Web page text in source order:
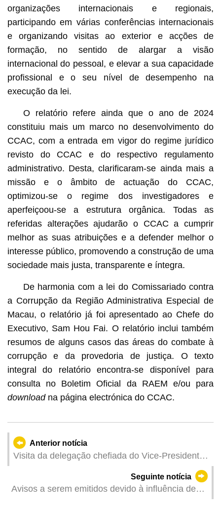
organizações internacionais e regionais,
participando em várias conferências internacionais
e organizando visitas ao exterior e acções de
formação, no sentido de alargar a visão
internacional do pessoal, e elevar a sua capacidade
profissional e o seu nível de desempenho na
execução da lei.
O relatório refere ainda que o ano de 2024
constituiu mais um marco no desenvolvimento do
CCAC, com a entrada em vigor do regime jurídico
revisto do CCAC e do respectivo regulamento
administrativo. Desta, clarificaram-se ainda mais a
missão e o âmbito de actuação do CCAC,
optimizou-se o regime dos investigadores e
aperfeiçoou-se a estrutura orgânica. Todas as
referidas alterações ajudarão o CCAC a cumprir
melhor as suas atribuições e a defender melhor o
interesse público, promovendo a construção de uma
sociedade mais justa, transparente e íntegra.
De harmonia com a lei do Comissariado contra
a Corrupção da Região Administrativa Especial de
Macau, o relatório já foi apresentado ao Chefe do
Executivo, Sam Hou Fai. O relatório inclui também
resumos de alguns casos das áreas do combate à
corrupção e da provedoria de justiça. O texto
integral do relatório encontra-se disponível para
consulta no Boletim Oficial da RAEM e/ou para
downloadna página electrónica do CCAC.
Anterior notícia
Visita da delegação chefiada do Vice-Presidente
Chinês do Município de Dalian à UPM
Seguinte notícia
Avisos a serem emitidos devido à influência de